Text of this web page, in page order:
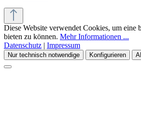
Diese Website verwendet Cookies, um eine
bieten zu können. Mehr Informationen ...
Datenschutz | Impressum
Nur technisch notwendige Konfigurieren